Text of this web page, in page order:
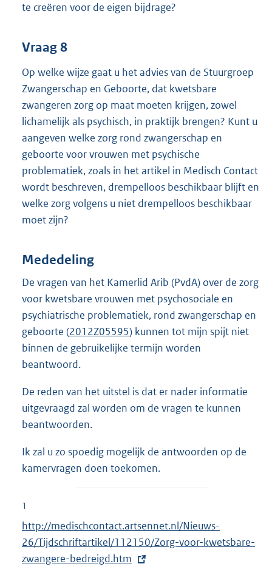
te creëren voor de eigen bijdrage?
Vraag 8
Op welke wijze gaat u het advies van de Stuurgroep
Zwangerschap en Geboorte, dat kwetsbare
zwangeren zorg op maat moeten krijgen, zowel
lichamelijk als psychisch, in praktijk brengen? Kunt u
aangeven welke zorg rond zwangerschap en
geboorte voor vrouwen met psychische
problematiek, zoals in het artikel in Medisch Contact
wordt beschreven, drempelloos beschikbaar blijft en
welke zorg volgens u niet drempelloos beschikbaar
moet zijn?
Mededeling
De vragen van het Kamerlid Arib (PvdA) over de zorg
voor kwetsbare vrouwen met psychosociale en
psychiatrische problematiek, rond zwangerschap en
geboorte (2012Z05595) kunnen tot mijn spijt niet
binnen de gebruikelijke termijn worden
beantwoord.
De reden van het uitstel is dat er nader informatie
uitgevraagd zal worden om de vragen te kunnen
beantwoorden.
Ik zal u zo spoedig mogelijk de antwoorden op de
kamervragen doen toekomen.
1
E
x
t
http://medischcontact.artsennet.nl/Nieuws-
26/Tijdschriftartikel/112150/Zorg-voor-kwetsbare-
zwangere-bedreigd.htm